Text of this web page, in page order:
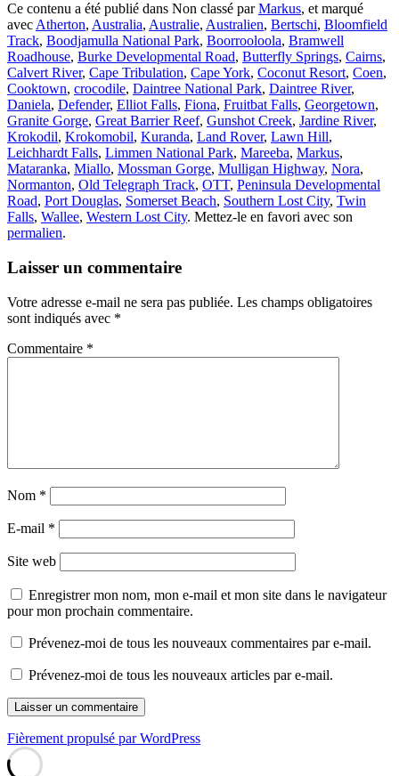
Ce contenu a été publié dans Non classé parMarkus, et marqué
avec Atherton, Australia, Australie, Australien, Bertschi, Bloomfield
Track, Boodjamulla National Park, Boorrooloola, Bramwell
Roadhouse, Burke Developmental Road, Butterfly Springs, Cairns,
Calvert River, Cape Tribulation, Cape York, Coconut Resort, Coen,
Cooktown, crocodile, Daintree National Park, Daintree River,
Daniela, Defender, Elliot Falls, Fiona, Fruitbat Falls, Georgetown,
Granite Gorge, Great Barrier Reef, Gunshot Creek, Jardine River,
Krokodil, Krokomobil, Kuranda, Land Rover, Lawn Hill,
Leichhardt Falls, Limmen National Park, Mareeba, Markus,
Mataranka, Miallo, Mossman Gorge, Mulligan Highway, Nora,
Normanton, Old Telegraph Track, OTT, Peninsula Developmental
Road, Port Douglas, Somerset Beach, Southern Lost City, Twin
Falls, Wallee, Western Lost City. Mettez-le en favori avec son
permalien.
Laisser un commentaire
Votre adresse e-mail ne sera pas publiée. Les champs obligatoires
sont indiqués avec *
Commentaire *
Nom *
E-mail *
Site web
Enregistrer mon nom, mon e-mail et mon site dans le navigateur
pour mon prochain commentaire.
Prévenez-moi de tous les nouveaux commentaires par e-mail.
Prévenez-moi de tous les nouveaux articles par e-mail.
Fièrement propulsé par WordPress